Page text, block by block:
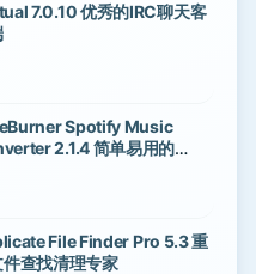
7.0.10 优秀的IRC聊天客
Spotify Music
2.1.4 简单易用的
File Finder Pro 5.3 重
查找清理专家